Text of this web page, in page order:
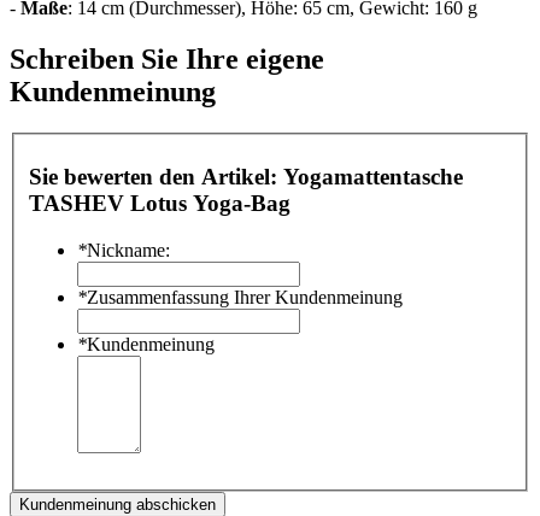
- Maße: 14 cm (Durchmesser), Höhe: 65 cm, Gewicht: 160 g
Schreiben Sie Ihre eigene
Kundenmeinung
Sie bewerten den Artikel: Yogamattentasche
TASHEV Lotus Yoga-Bag
*Nickname:
*Zusammenfassung Ihrer Kundenmeinung
*Kundenmeinung
Kundenmeinung abschicken